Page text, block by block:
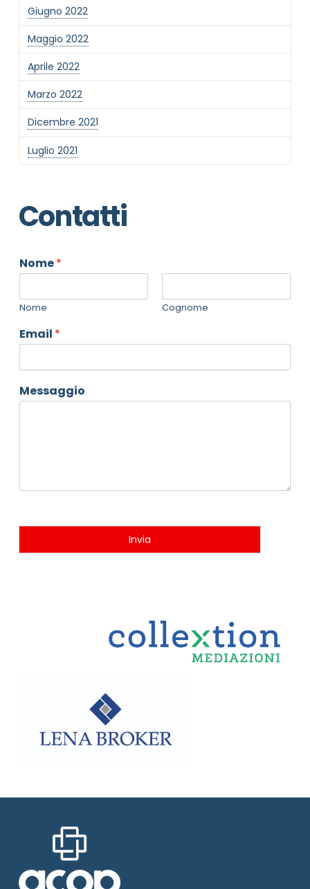
Giugno 2022
Maggio 2022
Aprile 2022
Marzo 2022
Dicembre 2021
Luglio 2021
Contatti
Nome*
Nome Cognome
Email *
Messaggio
Invia